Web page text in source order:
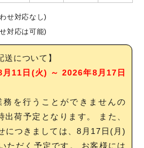
せ対応なし)
対応は可能)
送について】
11日(火) ～ 2026年8月17日
を行うことができませんの
荷予定となります。 また、
につきましては、8月17日(月)
ただく予定です。 お客様には